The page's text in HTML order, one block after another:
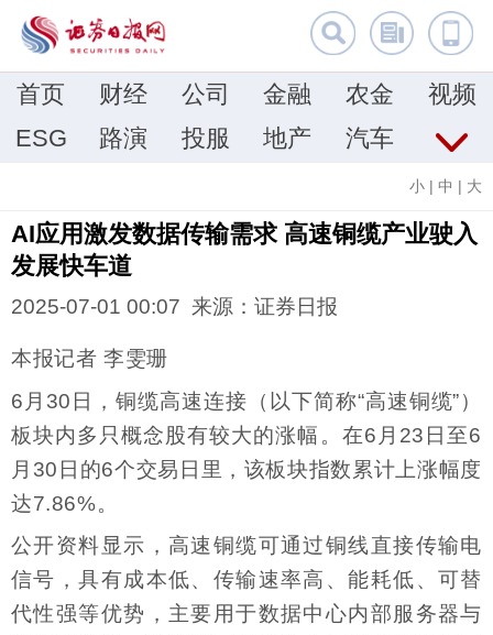
首页 财经 公司 金融 农金
视频
ESG
路演 投服 地产 汽车
小 | 中 | 大
AI应用激发数据传输需求 高速铜缆产业驶入
发展快车道
2025-07-01 00:07 来源：证券日报
本报记者 李雯珊
6月30日，铜缆高速连接（以下简称“高速铜缆”）
板块内多只概念股有较大的涨幅。在6月23日至6
月30日的6个交易日里，该板块指数累计上涨幅度
达7.86%。
公开资料显示，高速铜缆可通过铜线直接传输电
信号，具有成本低、传输速率高、能耗低、可替
代性强等优势，主要用于数据中心内部服务器与